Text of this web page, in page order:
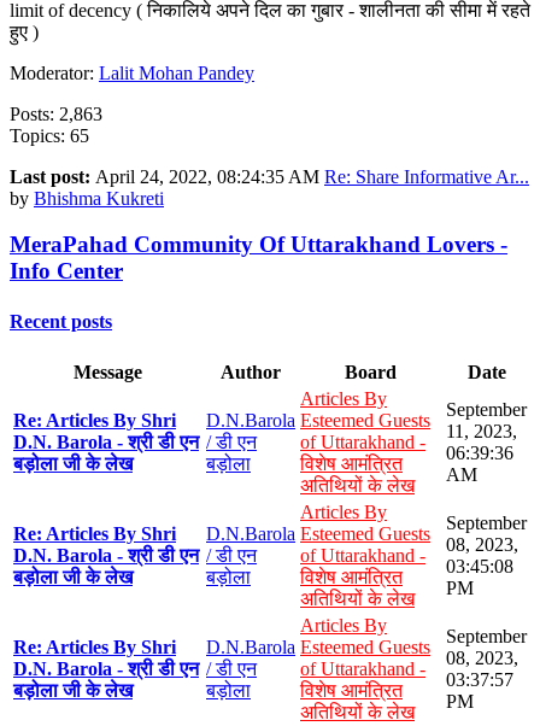
limit of decency ( निकालिये अपने दिल का गुबार - शालीनता की सीमा में रहते
हुए )
Moderator: Lalit Mohan Pandey
Posts: 2,863
Topics: 65
Last post: April 24, 2022, 08:24:35 AM Re: Share Informative Ar...
by Bhishma Kukreti
MeraPahad Community Of Uttarakhand Lovers -
Info Center
Recent posts
Message Author Board Date
Re: Articles By Shri
D.N. Barola - श्री डी एन
बड़ोला जी के लेख
D.N.Barola
/ डी एन
बड़ोला
Articles By
Esteemed Guests
of Uttarakhand -
विशेष आमंत्रित
अतिथियों के लेख
September
11, 2023,
06:39:36
AM
Re: Articles By Shri
D.N. Barola - श्री डी एन
बड़ोला जी के लेख
D.N.Barola
/ डी एन
बड़ोला
Articles By
Esteemed Guests
of Uttarakhand -
विशेष आमंत्रित
अतिथियों के लेख
September
08, 2023,
03:45:08
PM
Re: Articles By Shri
D.N. Barola - श्री डी एन
बड़ोला जी के लेख
D.N.Barola
/ डी एन
बड़ोला
Articles By
Esteemed Guests
of Uttarakhand -
विशेष आमंत्रित
अतिथियों के लेख
September
08, 2023,
03:37:57
PM